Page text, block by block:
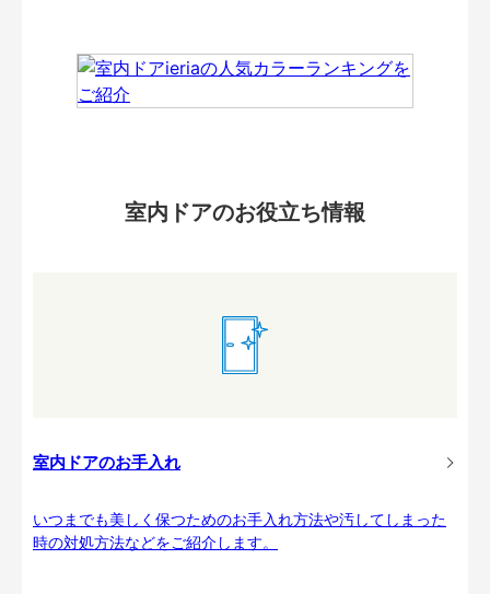
室内ドアのお役立ち情報
室内ドアのお手入れ
いつまでも美しく保つためのお手入れ方法や汚してしまった
時の対処方法などをご紹介します。